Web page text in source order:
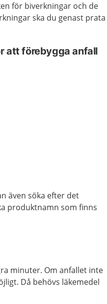
för biverkningar och de
ska du genast prata
att förebygga anfall
även söka efter det
produktnamn som finns
minuter. Om anfallet inte
Då behövs läkemedel